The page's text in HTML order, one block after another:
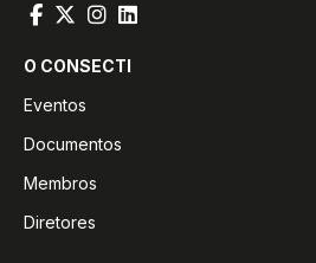
O CONSECTI
Eventos
Documentos
Membros
Diretores